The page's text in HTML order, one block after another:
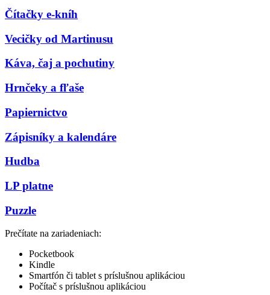
Čítačky e-kníh
Vecičky od Martinusu
Káva, čaj a pochutiny
Hrnčeky a fľaše
Papiernictvo
Zápisníky a kalendáre
Hudba
LP platne
Puzzle
Prečítate na zariadeniach:
Pocketbook
Kindle
Smartfón či tablet s príslušnou aplikáciou
Počítač s príslušnou aplikáciou